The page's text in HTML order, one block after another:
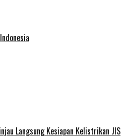
Langsung Kesiapan Kelistrikan JIS